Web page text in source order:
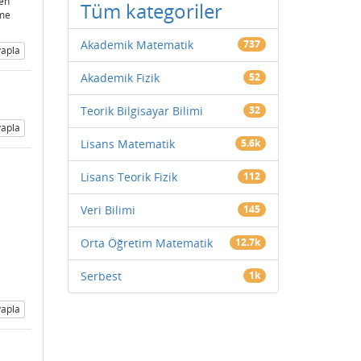
Tüm kategoriler
Akademik Matematik 737
Akademik Fizik 52
Teorik Bilgisayar Bilimi 32
Lisans Matematik 5.6k
Lisans Teorik Fizik 112
Veri Bilimi 145
Orta Öğretim Matematik 12.7k
Serbest 1k